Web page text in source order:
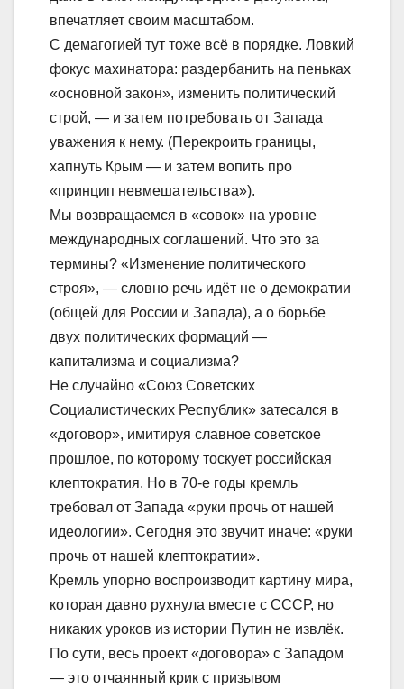
впечатляет своим масштабом.
С демагогией тут тоже всё в порядке. Ловкий
фокус махинатора: раздербанить на пеньках
«основной закон», изменить политический
строй, — и затем потребовать от Запада
уважения к нему. (Перекроить границы,
хапнуть Крым — и затем вопить про
«принцип невмешательства»).
Мы возвращаемся в «совок» на уровне
международных соглашений. Что это за
термины? «Изменение политического
строя», — словно речь идёт не о демократии
(общей для России и Запада), а о борьбе
двух политических формаций —
капитализма и социализма?
Не случайно «Союз Советских
Социалистических Республик» затесался в
«договор», имитируя славное советское
прошлое, по которому тоскует российская
клептократия. Но в 70-е годы кремль
требовал от Запада «руки прочь от нашей
идеологии». Сегодня это звучит иначе: «руки
прочь от нашей клептократии».
Кремль упорно воспроизводит картину мира,
которая давно рухнула вместе с СССР, но
никаких уроков из истории Путин не извлёк.
По сути, весь проект «договора» с Западом
— это отчаянный крик с призывом